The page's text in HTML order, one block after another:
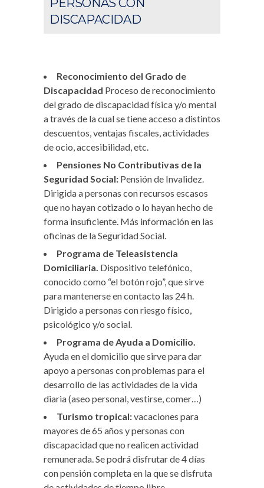
DISCAPACIDAD
Reconocimiento del Grado de
Discapacidad Proceso de reconocimiento
del grado de discapacidad física y/o mental
a través de la cual se tiene acceso a distintos
descuentos, ventajas fiscales, actividades
de ocio, accesibilidad, etc.
Pensiones No Contributivas de la
Seguridad Social: Pensión de Invalidez.
Dirigida a personas con recursos escasos
que no hayan cotizado o lo hayan hecho de
forma insuficiente. Más información en las
oficinas de la Seguridad Social.
Programa de Teleasistencia
Domiciliaria. Dispositivo telefónico,
conocido como “el botón rojo”, que sirve
para mantenerse en contacto las 24 h.
Dirigido a personas con riesgo físico,
psicológico y/o social.
Programa de Ayuda a Domicilio.
Ayuda en el domicilio que sirve para dar
apoyo a personas con problemas para el
desarrollo de las actividades de la vida
diaria (aseo personal, vestirse, comer…)
Turismo tropical:vacaciones para
mayores de 65 años y personas con
discapacidad que no realicen actividad
remunerada. Se podrá disfrutar de 4 días
con pensión completa en la que se disfruta